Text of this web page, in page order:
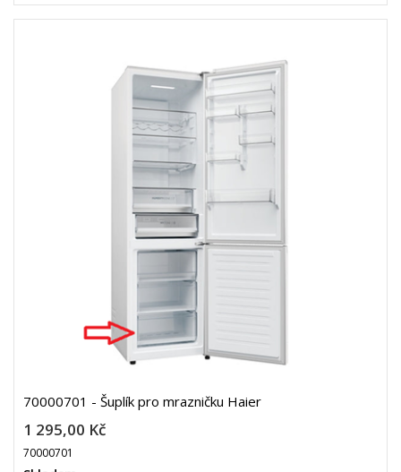
70000701 - Šuplík pro mrazničku Haier
1 295,00 Kč
70000701